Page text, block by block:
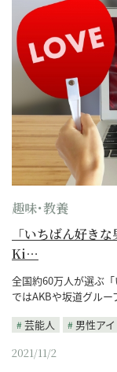
趣味･教養
「いちばん好き
Ki…
全国約60万人が選ぶ
ではAKBや坂道グル
芸能人
男性ア
2021/11/2